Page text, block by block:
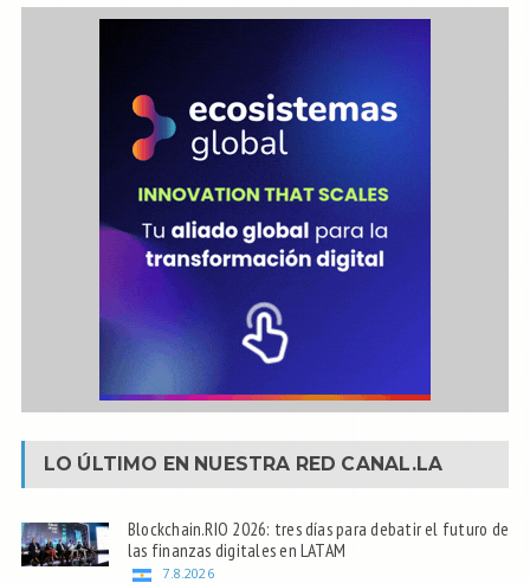
LO ÚLTIMO EN NUESTRA RED CANAL.LA
Blockchain.RIO 2026: tres días para debatir el futuro de
las finanzas digitales en LATAM
7.8.2026